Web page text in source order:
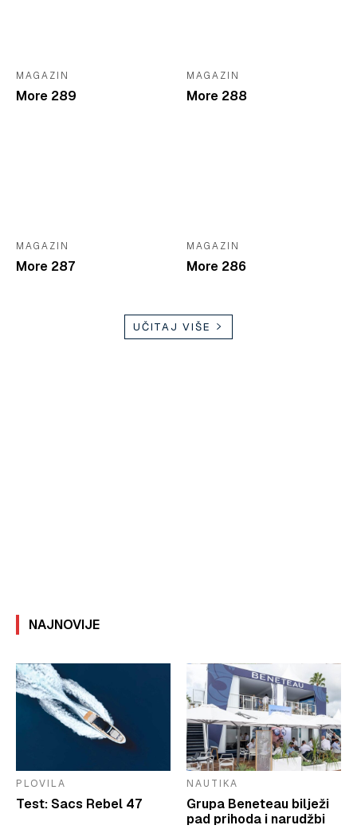
MAGAZIN
More 289
MAGAZIN
More 288
MAGAZIN
More 287
MAGAZIN
More 286
UČITAJ VIŠE
NAJNOVIJE
PLOVILA
Test: Sacs Rebel 47
NAUTIKA
Grupa Beneteau bilježi
pad prihoda i narudžbi